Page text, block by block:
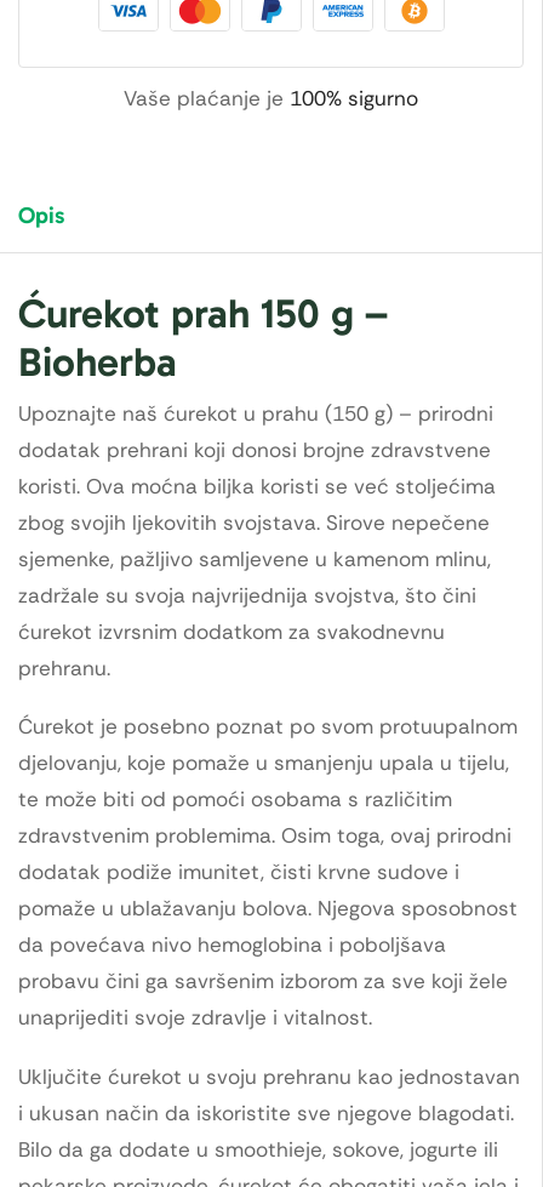
Vaše plaćanje je 100% sigurno
Opis
Ćurekot prah 150 g –
Bioherba
Upoznajte naš ćurekot u prahu (150 g) – prirodni
dodatak prehrani koji donosi brojne zdravstvene
koristi. Ova moćna biljka koristi se već stoljećima
zbog svojih ljekovitih svojstava. Sirove nepečene
sjemenke, pažljivo samljevene u kamenom mlinu,
zadržale su svoja najvrijednija svojstva, što čini
ćurekot izvrsnim dodatkom za svakodnevnu
prehranu.
Ćurekot je posebno poznat po svom protuupalnom
djelovanju, koje pomaže u smanjenju upala u tijelu,
te može biti od pomoći osobama s različitim
zdravstvenim problemima. Osim toga, ovaj prirodni
dodatak podiže imunitet, čisti krvne sudove i
pomaže u ublažavanju bolova. Njegova sposobnost
da povećava nivo hemoglobina i poboljšava
probavu čini ga savršenim izborom za sve koji žele
unaprijediti svoje zdravlje i vitalnost.
Uključite ćurekot u svoju prehranu kao jednostavan
i ukusan način da iskoristite sve njegove blagodati.
Bilo da ga dodate u smoothieje, sokove, jogurte ili